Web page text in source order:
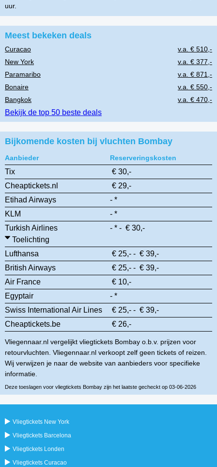
uur.
Meest bekeken deals
Curacao
v.a. € 510,-
New York
v.a. € 377,-
Paramaribo
v.a. € 871,-
Bonaire
v.a. € 550,-
Bangkok
v.a. € 470,-
Bekijk de top 50 beste deals
Bijkomende kosten bij vluchten Bombay
Aanbieder Reserveringskosten
Tix
€ 30,-
Cheaptickets.nl
€ 29,-
Etihad Airways
- *
KLM
- *
Turkish Airlines
- * - € 30,-
Toelichting
Lufthansa
€ 25,- - € 39,-
British Airways
€ 25,- - € 39,-
Air France
€ 10,-
Egyptair
- *
Swiss International Air Lines
€ 25,- - € 39,-
Cheaptickets.be
€ 26,-
Vliegennaar.nl vergelijkt vliegtickets Bombay o.b.v. prijzen voor
retourvluchten. Vliegennaar.nl verkoopt zelf geen tickets of reizen.
Wij verwijzen je naar de website van aanbieders voor specifieke
informatie.
Deze toeslagen voor vliegtickets Bombay zijn het laatste gecheckt op 03-06-2026
Vliegtickets New York
Vliegtickets Barcelona
Vliegtickets Londen
Vliegtickets Curacao